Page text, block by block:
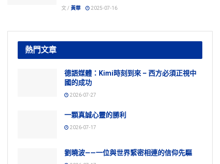
文 / 黃華 2025-07-16
熱門文章
德語媒體：Kimi時刻到來 – 西方必須正視中
國的成功
2026-07-27
一顆真誠心靈的勝利
2026-07-17
劉曉波——一位與世界緊密相連的信仰先驅